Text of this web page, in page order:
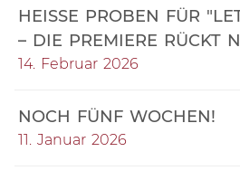
HEISSE PROBEN FÜR
DIE PREMIERE RÜCKT
14. Februar 2026
NOCH FÜNF WOCHEN!
11. Januar 2026